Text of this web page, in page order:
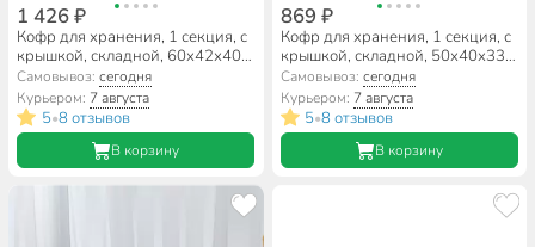
1 426 ₽
Кофр для хранения, 1 секция, с
крышкой, складной, 60х42х40
см, спанбонд, с молнией, с
ручкой, серый, Y6-10759
Самовывоз:сегодня
Курьером: 7 августа
5•8 отзывов
В корзину
869 ₽
Кофр для хранения, 1 секция, с
крышкой, складной, 50х40х33
см, спанбонд, с молнией, с
ручкой, серый, Y6-10758
Самовывоз: сегодня
Курьером: 7 августа
5•8 отзывов
В корзину